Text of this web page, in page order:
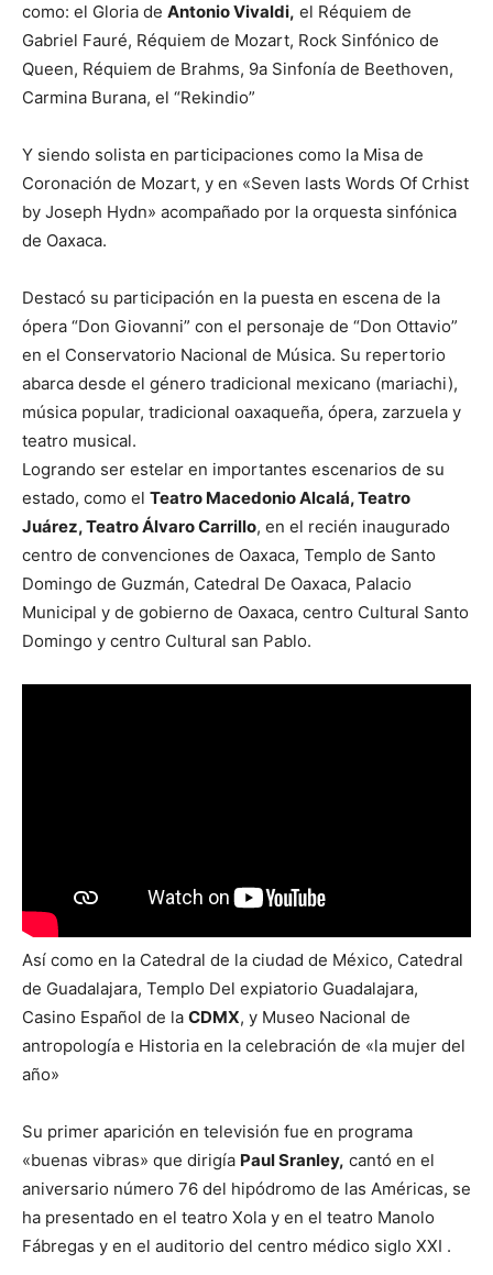
como: el Gloria de Antonio Vivaldi, el Réquiem de
Gabriel Fauré, Réquiem de Mozart, Rock Sinfónico de
Queen, Réquiem de Brahms, 9a Sinfonía de Beethoven,
Carmina Burana, el “Rekindio”
Y siendo solista en participaciones como la Misa de
Coronación de Mozart, y en «Seven lasts Words Of Crhist
by Joseph Hydn» acompañado por la orquesta sinfónica
de Oaxaca.
Destacó su participación en la puesta en escena de la
ópera “Don Giovanni” con el personaje de “Don Ottavio”
en el Conservatorio Nacional de Música. Su repertorio
abarca desde el género tradicional mexicano (mariachi),
música popular, tradicional oaxaqueña, ópera, zarzuela y
teatro musical.
Logrando ser estelar en importantes escenarios de su
estado, como el Teatro Macedonio Alcalá, Teatro
Juárez, Teatro Álvaro Carrillo, en el recién inaugurado
centro de convenciones de Oaxaca, Templo de Santo
Domingo de Guzmán, Catedral De Oaxaca, Palacio
Municipal y de gobierno de Oaxaca, centro Cultural Santo
Domingo y centro Cultural san Pablo.
Así como en la Catedral de la ciudad de México, Catedral
de Guadalajara, Templo Del expiatorio Guadalajara,
Casino Español de la CDMX, y Museo Nacional de
antropología e Historia en la celebración de «la mujer del
año»
Su primer aparición en televisión fue en programa
«buenas vibras» que dirigía Paul Sranley, cantó en el
aniversario número 76 del hipódromo de las Américas, se
ha presentado en el teatro Xola y en el teatro Manolo
Fábregas y en el auditorio del centro médico siglo XXI .